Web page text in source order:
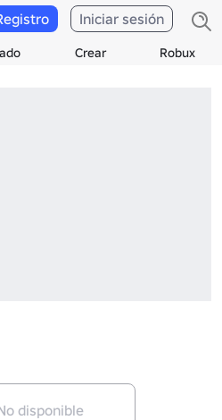
Crear Robux
Iniciar sesión
disponible